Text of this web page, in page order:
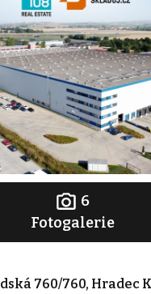
6
Fotogalerie
760/760, Hradec